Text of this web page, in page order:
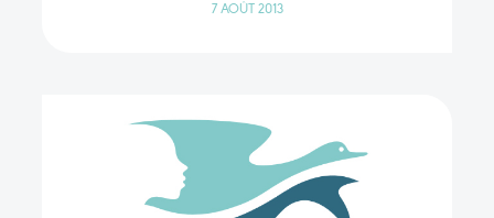
7 AOÛT 2013